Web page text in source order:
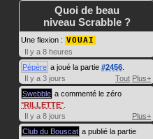
Quoi de beau
niveau Scrabble ?
Une flexion : VOUAI
Il y a 8 heures
Pépère a joué la partie #2456
Il y a 3 jours
Tout Plus+
Swebble a commenté le zéro
RILLETTE
Il y a 8 jours
Plus+
Club du Bouscat a publié la partie